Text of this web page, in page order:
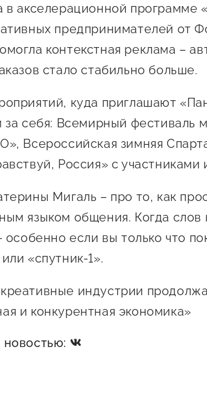
в акселерационной программе
предпринимателей от
контекстная реклама –
стало стабильно больше.
куда приглашают
за себя: Всемирный фестиваль
Всероссийская зимняя
Россия» с участниками
Мигаль – про то, как
языком общения. Когда слов
особенно если вы только что
«спутник-1».
индустрии
и конкурентная экономика»